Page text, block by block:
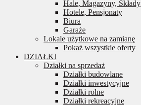
Hale, Magazyny, Składy
Hotele, Pensjonaty
Biura
Garaże
Lokale użytkowe na zamianę
Pokaż wszystkie oferty
DZIAŁKI
Działki na sprzedaż
Działki budowlane
Działki inwestycyjne
Działki rolne
Działki rekreacyjne